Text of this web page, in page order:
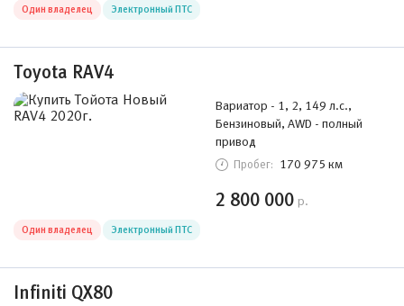
Один владелец Электронный ПТС
Toyota RAV4
Вариатор - 1, 2, 149 л.с.,
Бензиновый, AWD - полный
привод
Пробег: 170 975 км
2 800 000 р.
Один владелец Электронный ПТС
Infiniti QX80